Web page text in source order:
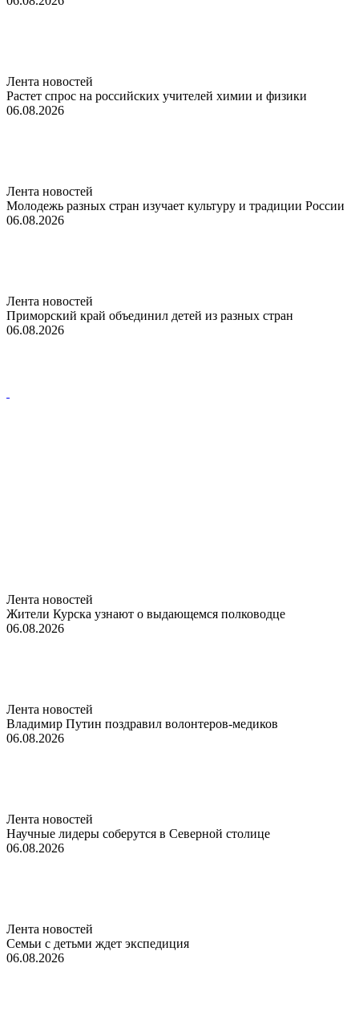
Лента новостей
Растет спрос на российских учителей химии и физики
06.08.2026
Лента новостей
Молодежь разных стран изучает культуру и традиции России
06.08.2026
Лента новостей
Приморский край объединил детей из разных стран
06.08.2026
Лента новостей
Жители Курска узнают о выдающемся полководце
06.08.2026
Лента новостей
Владимир Путин поздравил волонтеров-медиков
06.08.2026
Лента новостей
Научные лидеры соберутся в Северной столице
06.08.2026
Лента новостей
Семьи с детьми ждет экспедиция
06.08.2026